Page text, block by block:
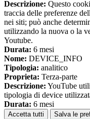
Descrizione: Questo
traccia delle preferenze
nei siti; può anche
utilizzando la nuova o la
Youtube.
Durata: 6 mesi
Nome: DEVICE_INFO
Tipologia: analitico
Proprieta: Terza-parte
Descrizione: YouTube
tipologia di device
Durata: 6 mesi
Accetta tutti Salva le